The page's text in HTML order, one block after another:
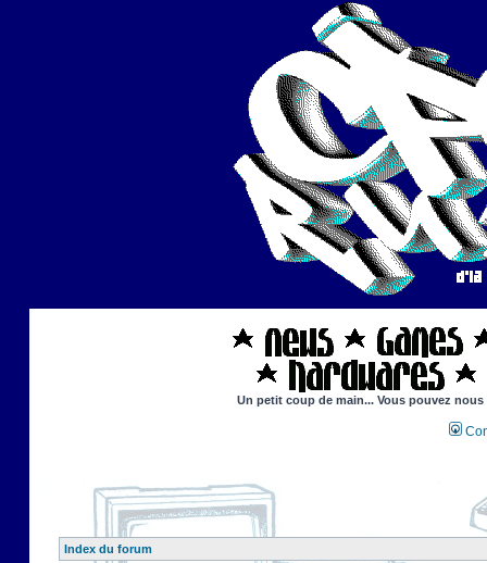
Un petit coup de main... Vous pouvez
Index du forum